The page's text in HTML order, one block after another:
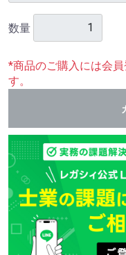
数量
*商品のご購入には会
す。